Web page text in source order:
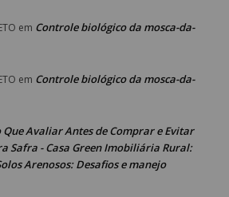
em Controle biológico da mosca-da-
em Controle biológico da mosca-da-
Que Avaliar Antes de Comprar e Evitar
Safra - Casa Green Imobiliária Rural:
Arenosos: Desafios e manejo